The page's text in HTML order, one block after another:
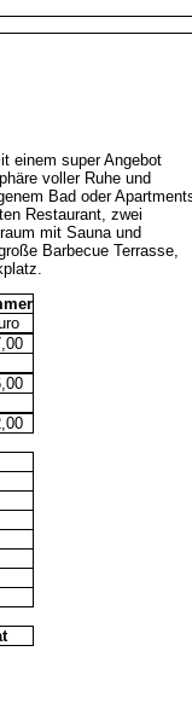
einem super Angebot
voller Ruhe und
Bad oder
Restaurant, zwei
mit Sauna und
Barbecue Terrasse,